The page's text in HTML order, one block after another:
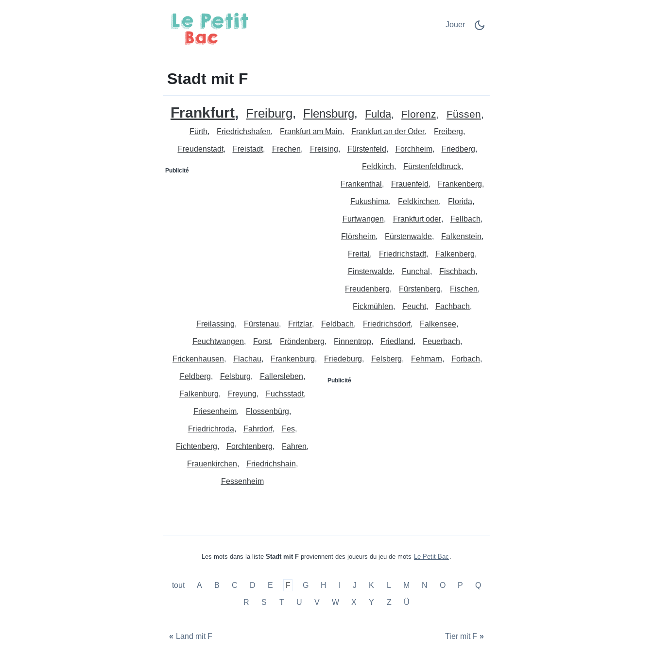
Jouer
Stadt mit F
Frankfurt Freiburg Flensburg Fulda Florenz Füssen
Fürth Friedrichshafen Frankfurt am Main Frankfurt an der Oder Freiberg
Freudenstadt Freistadt Frechen Freising
Publicité
Fürstenfeld Forchheim Friedberg
Feldkirch Fürstenfeldbruck
Frankenthal Frauenfeld Frankenberg
Fukushima Feldkirchen Florida
Furtwangen Frankfurt oder Fellbach
Flörsheim Fürstenwalde Falkenstein
Freital Friedrichstadt Falkenberg
Finsterwalde Funchal Fischbach
Freudenberg Fürstenberg Fischen
Fickmühlen Feucht Fachbach
Freilassing Fürstenau Fritzlar Feldbach Friedrichsdorf Falkensee
Feuchtwangen Forst Fröndenberg Finnentrop Friedland Feuerbach
Frickenhausen Flachau Frankenburg Friedeburg
Publicité
Felsberg Fehmarn Forbach
Feldberg Felsburg Fallersleben
Falkenburg Freyung Fuchsstadt
Friesenheim Flossenbürg
Friedrichroda Fahrdorf Fes
Fichtenberg Forchtenberg Fahren
Frauenkirchen Friedrichshain
Fessenheim
Les mots dans la liste Stadt mit F proviennent des joueurs du jeu de mots Le Petit Bac .
tout A B C D E F G H J K L M N O P Q
R S T U V W X Y Z Ü
« Land mit F Tier mit F »